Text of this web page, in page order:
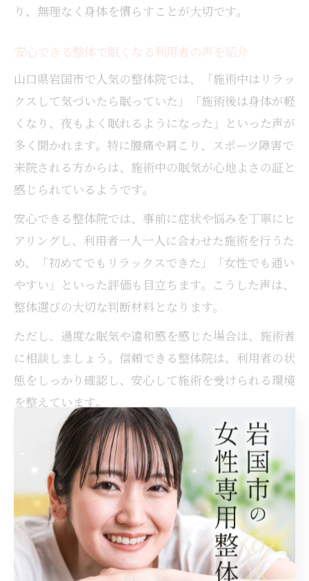
り、無理なく身体を慣らすことが大切です。
安心できる整体で眠くなる利用者の声を紹介
山口県岩国市で人気の整体院では、「施術中はリラッ
クスして気づいたら眠っていた」「施術後は身体が軽
くなり、夜もよく眠れるようになった」といった声が
多く聞かれます。特に腰痛や肩こり、スポーツ障害で
来院される方からは、施術中の眠気が心地よさの証と
感じられているようです。
安心できる整体院では、事前に症状や悩みを丁寧にヒ
アリングし、利用者一人一人に合わせた施術を行うた
め、「初めてでもリラックスできた」「女性でも通い
やすい」といった評価も目立ちます。こうした声は、
整体選びの大切な判断材料となります。
ただし、過度な眠気や違和感を感じた場合は、施術者
に相談しましょう。信頼できる整体院は、利用者の状
態をしっかり確認し、安心して施術を受けられる環境
を整えています。
整体の眠気とリラックスの深い関係性を考察
整体による眠気は、単なる疲労回復を超えた深いリラ
ックス効果の現れです。施術を通じて身体と心のバラ
ンスが整い、慢性的な肩こりや腰痛、不調の根本改善
にもつながります。岩国市の整体院でも、施術中の眠
気を「良い変化」と受け止める方が増えています。